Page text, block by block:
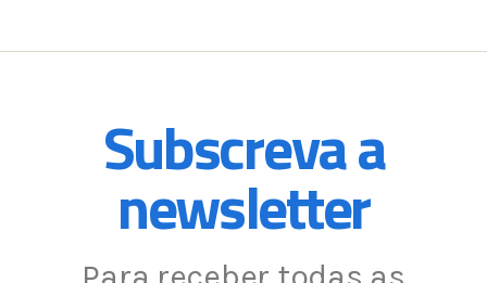
Subscreva a
newsletter